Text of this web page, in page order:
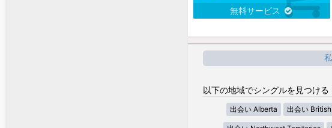
無料サービス
以下の地域でシングルを見つける
出会い Alberta 出会い